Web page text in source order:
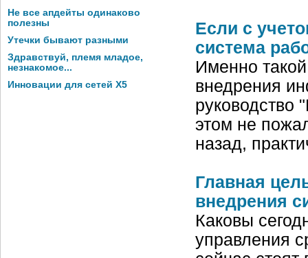
Не все апдейты одинаково
полезны
Утечки бывают разными
Здравствуй, племя младое,
незнакомое...
Инновации для сетей X5
Если с
система
Именно
внедрения
руководство
этом не
назад,
Главная
внедрения
Каковы
управления